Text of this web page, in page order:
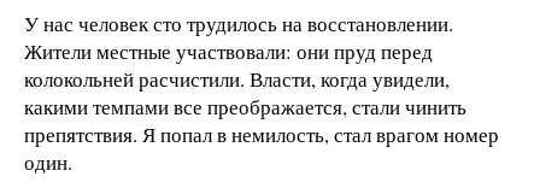
У нас человек сто трудилось на восстановлении.
Жители местные участвовали: они пруд перед
колокольней расчистили. Власти, когда увидели,
какими темпами все преображается, стали чинить
препятствия. Я попал в немилость, стал врагом номер
один.